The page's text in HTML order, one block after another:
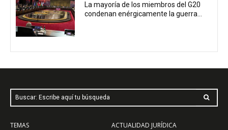
La mayoría de los miembros del G20
condenan enérgicamente la guerra...
Buscar: Escribe aquí tu búsqueda
TEMAS
ACTUALIDAD JURÍDICA